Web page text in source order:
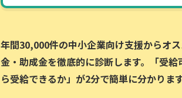
年間30,000件の中小企業向け支援からオ
金・助成金を徹底的に診断します。「受給
ら受給できるか」が2分で簡単に分かります